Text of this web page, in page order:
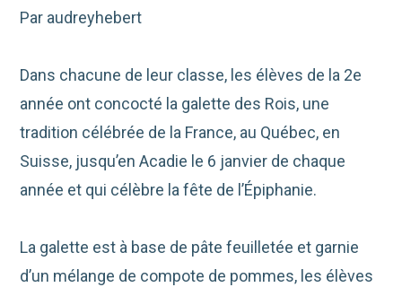
Par audreyhebert
Dans chacune de leur classe, les élèves de la 2e
année ont concocté la galette des Rois, une
tradition célébrée de la France, au Québec, en
Suisse, jusqu’en Acadie le 6 janvier de chaque
année et qui célèbre la fête de l’Épiphanie.
La galette est à base de pâte feuilletée et garnie
d’un mélange de compote de pommes, les élèves